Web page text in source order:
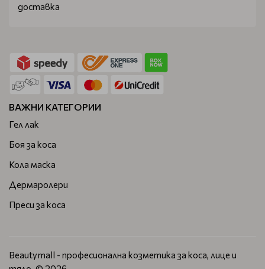
доставка
ВАЖНИ КАТЕГОРИИ
Гел лак
Боя за коса
Кола маска
Дермаролери
Преси за коса
Beautymall - професионална козметика за коса, лице и